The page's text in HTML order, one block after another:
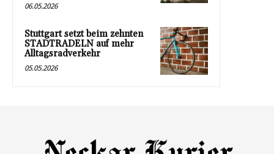
06.05.2026
Stuttgart setzt beim zehnten
STADTRADELN auf mehr
Alltagsradverkehr
05.05.2026